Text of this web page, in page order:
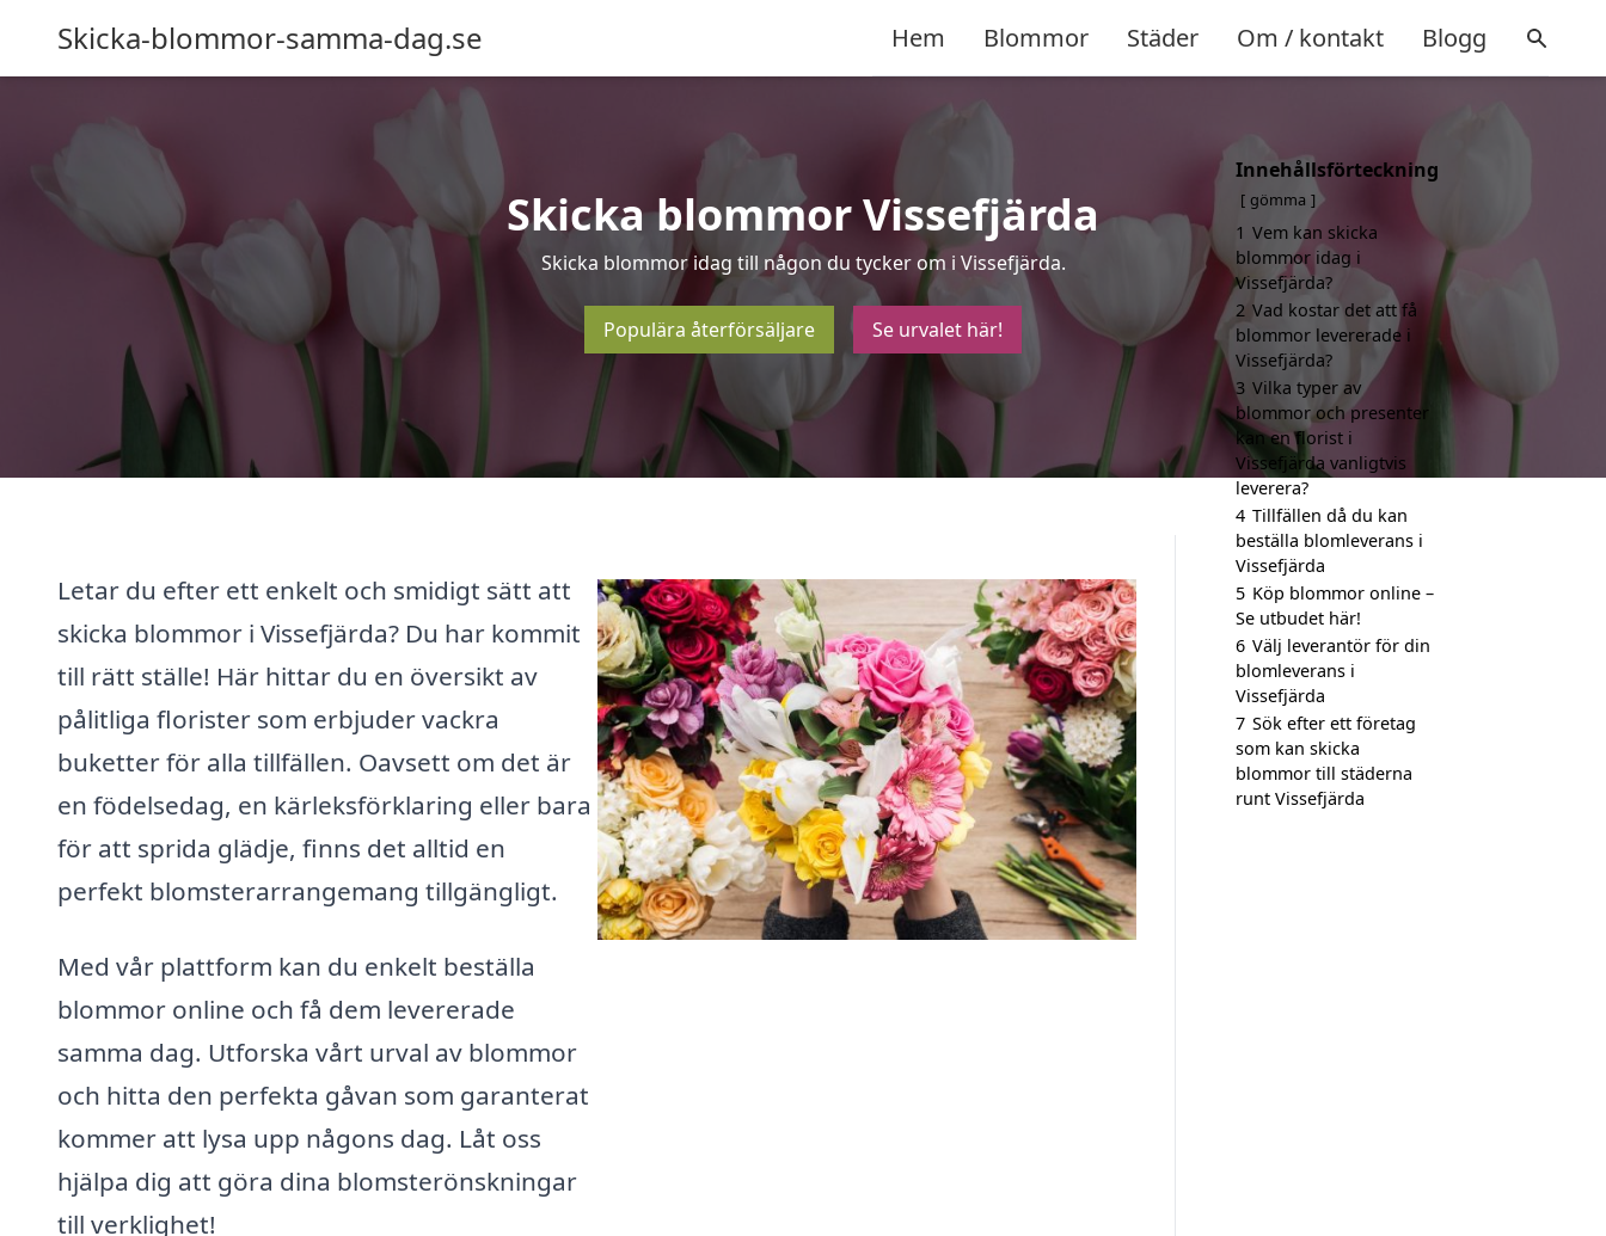
Skicka-blommor-samma-dag.se Hem Blommor Städer Om / kontakt Blogg
Skicka blommor Vissefjärda
Skicka blommor idag till någon du tycker om i Vissefjärda.
Populära återförsäljare Se urvalet här!
Letar du efter ett enkelt och smidigt sätt att
skicka blommor i Vissefjärda? Du har kommit
till rätt ställe! Här hittar du en översikt av
pålitliga florister som erbjuder vackra
buketter för alla tillfällen. Oavsett om det är
en födelsedag, en kärleksförklaring eller bara
för att sprida glädje, finns det alltid en
perfekt blomsterarrangemang tillgängligt.
Med vår plattform kan du enkelt beställa
blommor online och få dem levererade
samma dag. Utforska vårt urval av blommor
och hitta den perfekta gåvan som garanterat
kommer att lysa upp någons dag. Låt oss
hjälpa dig att göra dina blomsterönskningar
till verklighet!
Innehållsförteckning
gömma
1 Vem kan skicka
blommor idag i
Vissefjärda?
2 Vad kostar det att få
blommor levererade i
Vissefjärda?
3 Vilka typer av
blommor och presenter
kan en florist i
Vissefjärda vanligtvis
leverera?
4 Tillfällen då du kan
beställa blomleverans i
Vissefjärda
5 Köp blommor online –
Se utbudet här!
6 Välj leverantör för din
blomleverans i
Vissefjärda
7 Sök efter ett företag
som kan skicka
blommor till städerna
runt Vissefjärda